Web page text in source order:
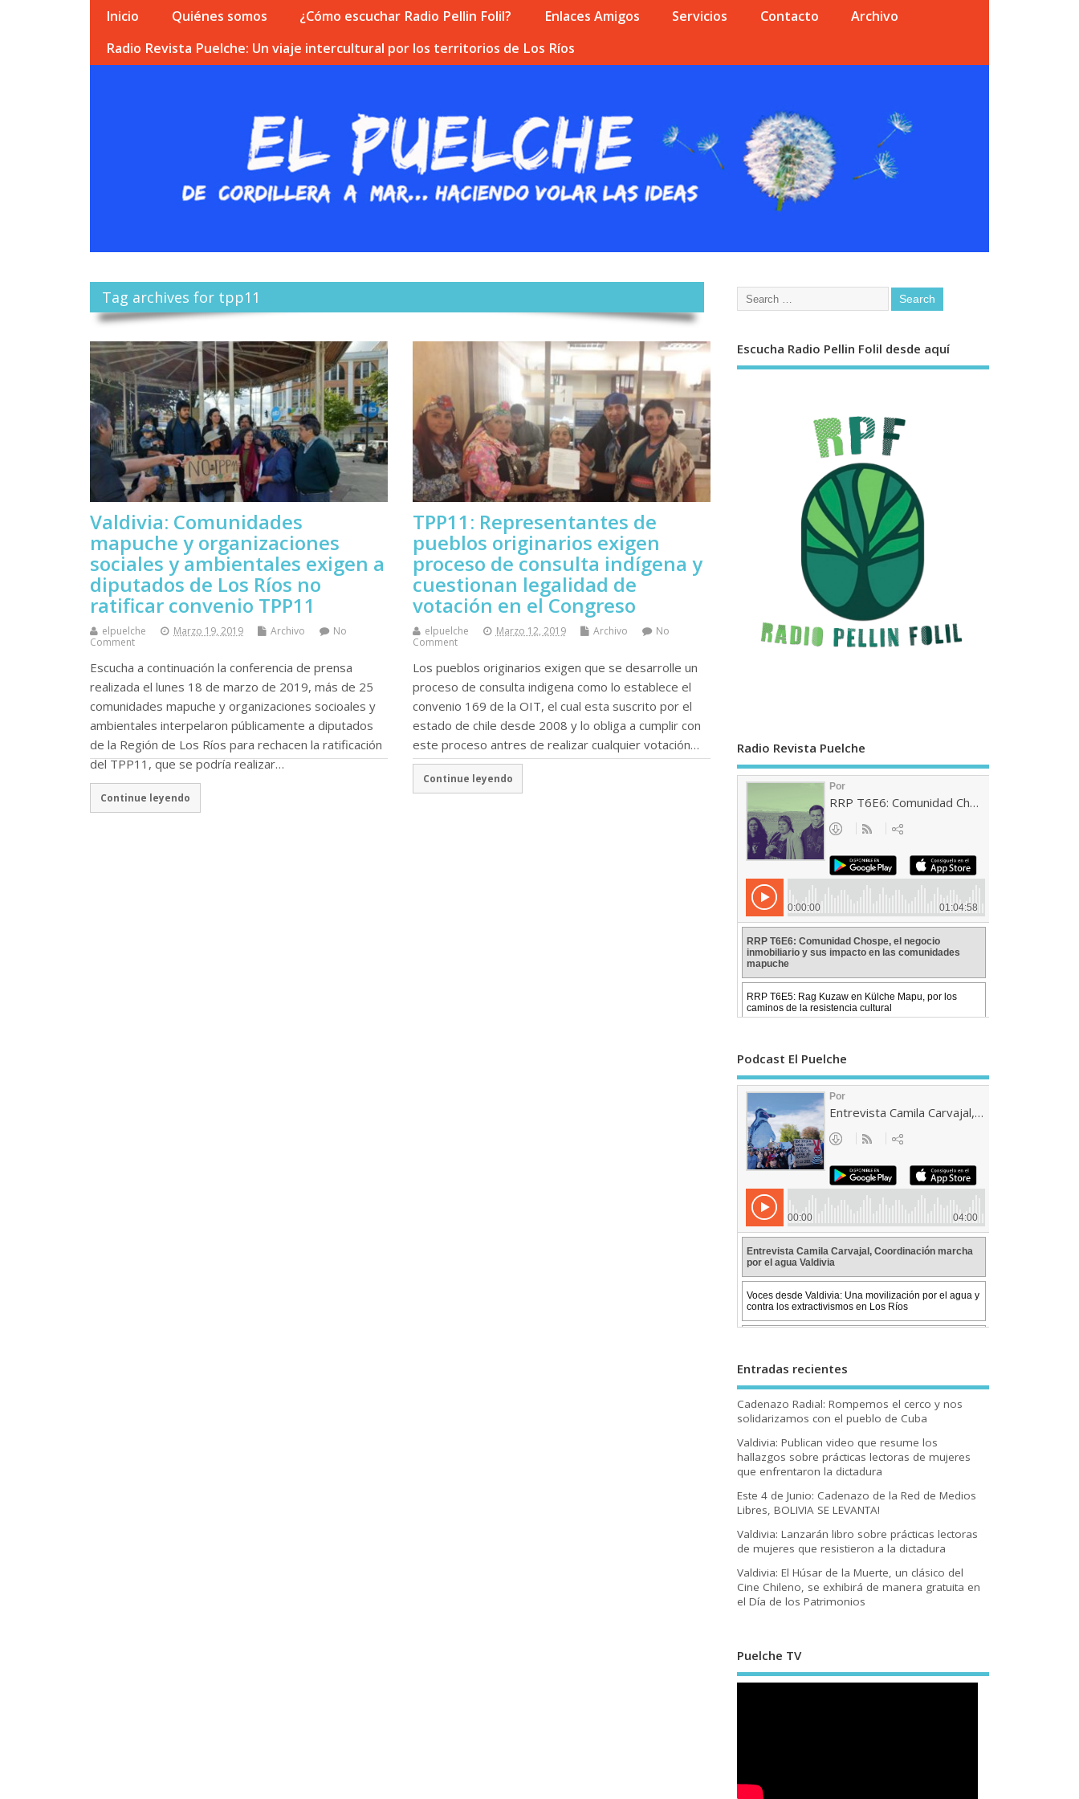
Inicio Quiénes somos ¿Cómo escuchar Radio Pellin Folil? Enlaces Amigos Servicios Contacto
Archivo
Radio Revista Puelche: Un viaje intercultural por los territorios de Los Ríos
Tag archives for tpp11
Valdivia: Comunidades
mapuche y organizaciones
sociales y ambientales exigen a
diputados de Los Ríos no
ratificar convenio TPP11
elpuelche Marzo 19, 2019 Archivo
No
Comment
Escucha a continuación la conferencia de prensa
realizada el lunes 18 de marzo de 2019, más de 25
comunidades mapuche y organizaciones socioales y
ambientales interpelaron públicamente a diputados
de la Región de Los Ríos para rechacen la ratificación
del TPP11, que se podría realizar…
Continue leyendo
TPP11: Representantes de
pueblos originarios exigen
proceso de consulta indígena y
cuestionan legalidad de
votación en el Congreso
elpuelche Marzo 12, 2019 Archivo
No
Comment
Los pueblos originarios exigen que se desarrolle un
proceso de consulta indigena como lo establece el
convenio 169 de la OIT, el cual esta suscrito por el
estado de chile desde 2008 y lo obliga a cumplir con
este proceso antres de realizar cualquier votación…
Continue leyendo
Escucha Radio Pellin Folil desde aquí
Radio Revista Puelche
Podcast El Puelche
Entradas recientes
Cadenazo Radial: Rompemos el cerco y nos
solidarizamos con el pueblo de Cuba
Valdivia: Publican video que resume los
hallazgos sobre prácticas lectoras de mujeres
que enfrentaron la dictadura
Este 4 de Junio: Cadenazo de la Red de Medios
Libres, BOLIVIA SE LEVANTA!
Valdivia: Lanzarán libro sobre prácticas lectoras
de mujeres que resistieron a la dictadura
Valdivia: El Húsar de la Muerte, un clásico del
Cine Chileno, se exhibirá de manera gratuita en
el Día de los Patrimonios
Puelche TV